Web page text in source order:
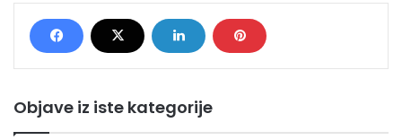
Objave iz iste kategorije